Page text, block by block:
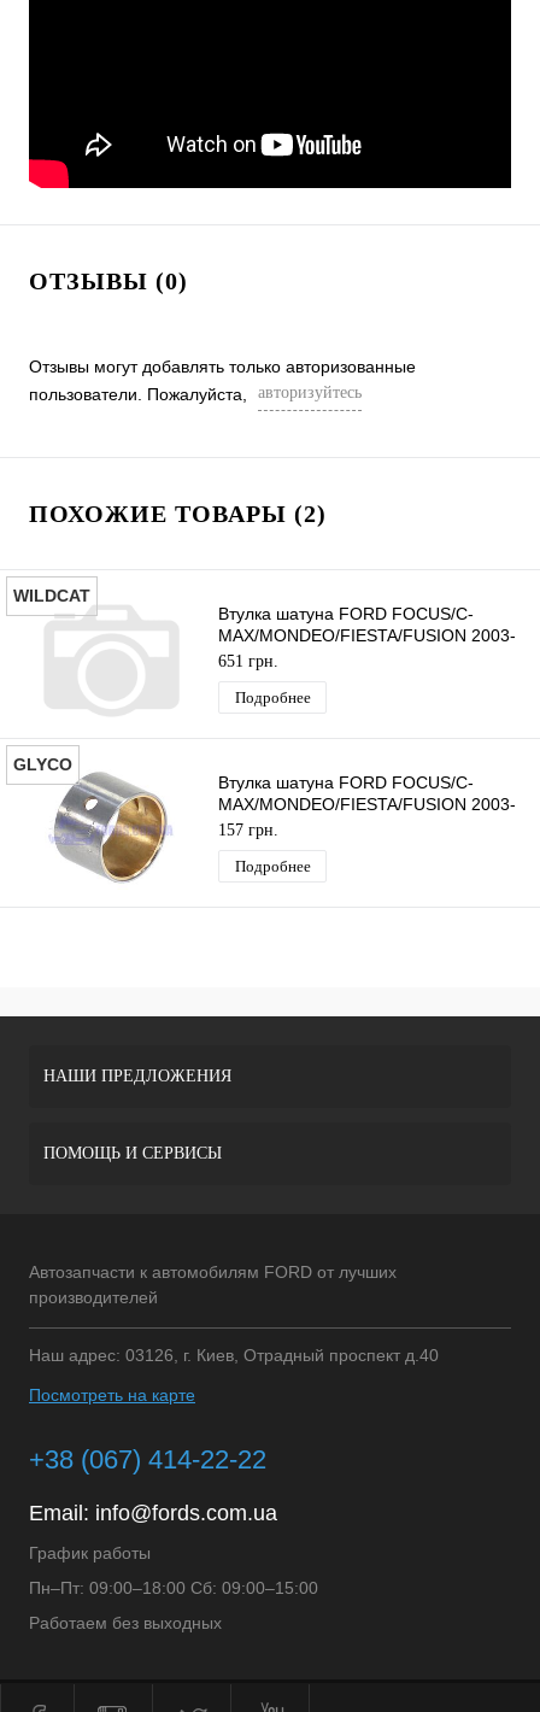
ОТЗЫВЫ (0)
Отзывы могут добавлять только авторизованные
пользователи. Пожалуйста,
авторизуйтесь
ПОХОЖИЕ ТОВАРЫ (2)
WILDCAT
Втулка шатуна FORD FOCUS/C-
MAX/MONDEO/FIESTA/FUSION 2003-
2019 (1.6TDCI 4ШТ) WILDCAT
651 грн.
Подробнее
GLYCO
Втулка шатуна FORD FOCUS/C-
MAX/MONDEO/FIESTA/FUSION 2003-
2019 (1.6TDCI 1ШТ) GLYCO
157 грн.
Подробнее
НАШИ ПРЕДЛОЖЕНИЯ
ПОМОЩЬ И СЕРВИСЫ
Автозапчасти к автомобилям FORD от лучших
производителей
Наш адрес: 03126, г. Киев, Отрадный проспект д.40
Посмотреть на карте
+38 (067) 414-22-22
Email: info@fords.com.ua
График работы
Пн–Пт: 09:00–18:00 Сб: 09:00–15:00
Работаем без выходных